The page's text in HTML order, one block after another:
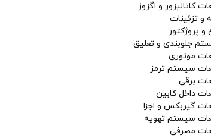
کاتالیزور و اگزوز
و تزئینات
و پروژکتور
جلوبندی و تعلیق
موتوری
سیستم ترمز
برقی
داخل کابین
گیربکس و اجزا
سیستم تهویه
مصرفی